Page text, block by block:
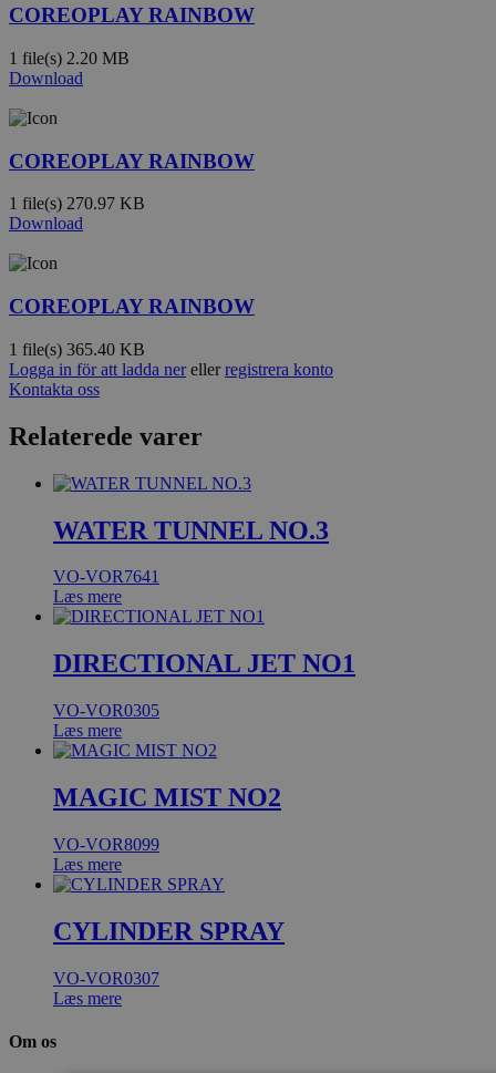
COREOPLAY RAINBOW
1 file(s) 2.20 MB
Download
COREOPLAY RAINBOW
1 file(s) 270.97 KB
Download
COREOPLAY RAINBOW
1 file(s) 365.40 KB
Logga in för att ladda nerellerregistrera konto
Kontakta oss
Relaterede varer
WATER TUNNEL NO.3
VO-VOR7641
Læs mere
DIRECTIONAL JET NO1
VO-VOR0305
Læs mere
MAGIC MIST NO2
VO-VOR8099
Læs mere
CYLINDER SPRAY
VO-VOR0307
Læs mere
Om os